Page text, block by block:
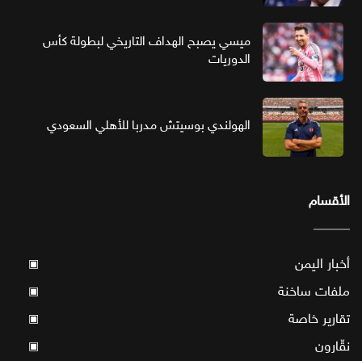
ميسي يصبح الهداف التاريخي لبطولة كأس
الدوريات
الهولندي بوسيتش مدربا للأهلي السعودي
الأقسام
أخبار اليمن ▣
ملفات ساخنة ▣
تقارير خاصة ▣
نقّارون ▣